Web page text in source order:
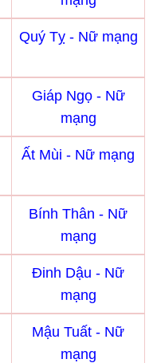
Quý Tỵ - Nữ mạng
Giáp Ngọ - Nữ
mạng
Ất Mùi - Nữ mạng
Bính Thân - Nữ
mạng
Đinh Dậu - Nữ
mạng
Mậu Tuất - Nữ
mạng